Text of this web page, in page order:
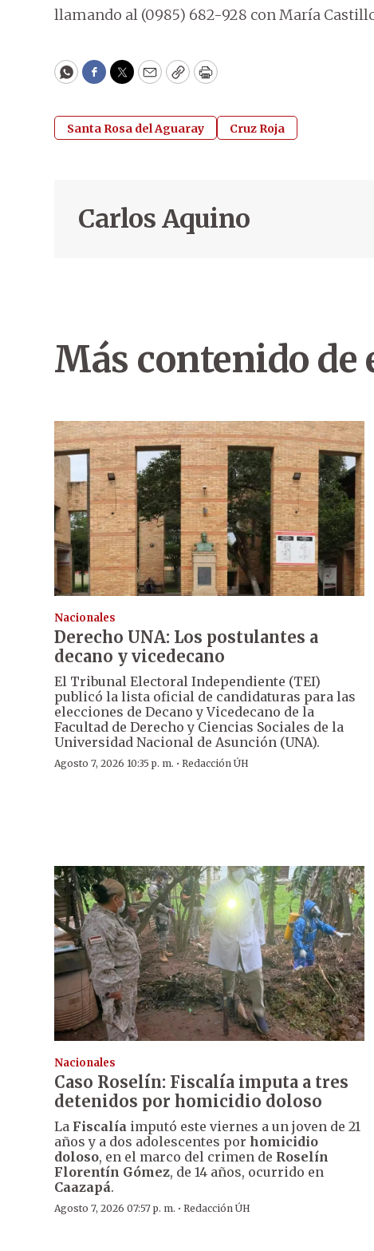
llamando al (0985) 682-928 con María
WhatsApp
Facebook
Twitter
EmailCopyPrint
Santa Rosa del Aguaray Cruz Roja
Carlos Aquino
Más contenido de
Nacionales
Derecho UNA: Los postulantes a
decano y vicedecano
El Tribunal Electoral Independiente (TEI)
publicó la lista oficial de candidaturas para las
elecciones de Decano y Vicedecano de la
Facultad de Derecho y Ciencias Sociales de la
Universidad Nacional de Asunción (UNA).
Agosto 7, 2026 10:35 p. m. · Redacción ÚH
Nacionales
Caso Roselín: Fiscalía imputa a tres
detenidos por homicidio doloso
La Fiscalía imputó este viernes a un joven de 21
años y a dos adolescentes por homicidio
doloso, en el marco del crimen de Roselín
Florentín Gómez, de 14 años, ocurrido en
Caazapá.
Agosto 7, 2026 07:57 p. m. · Redacción ÚH